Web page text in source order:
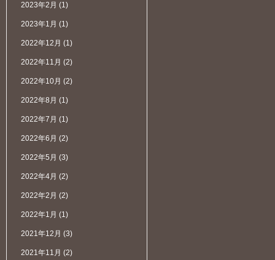
2023年2月 (1)
2023年1月 (1)
2022年12月 (1)
2022年11月 (2)
2022年10月 (2)
2022年8月 (1)
2022年7月 (1)
2022年6月 (2)
2022年5月 (3)
2022年4月 (2)
2022年2月 (2)
2022年1月 (1)
2021年12月 (3)
2021年11月 (2)